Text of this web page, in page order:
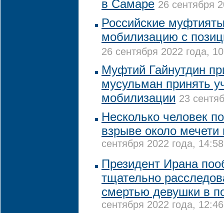
в Самаре 26 сентября
Российские
мобилизацию с
26 сентября 2022 года,
Муфтий Гайнутдин
мусульман принять
мобилизации 23
Несколько человек
взрыве около мечети
сентября 2022 года, 14:58
Президент Ирана
тщательно
смертью девушки в
сентября 2022 года, 12:46